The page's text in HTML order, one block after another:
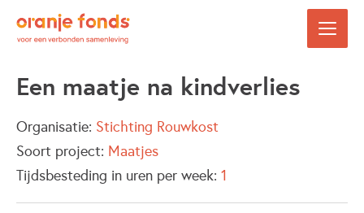
Een maatje na kindverlies
Organisatie: Stichting Rouwkost
Soort project: Maatjes
Tijdsbesteding in uren per week: 1